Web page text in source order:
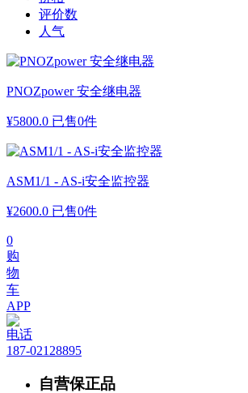
评价数
人气
PNOZpower 安全继电器
¥5800.0 已售0件
ASM1/1 - AS-i安全监控器
¥2600.0 已售0件
0
购
物
车
APP
电话
187-02128895
自营保正品